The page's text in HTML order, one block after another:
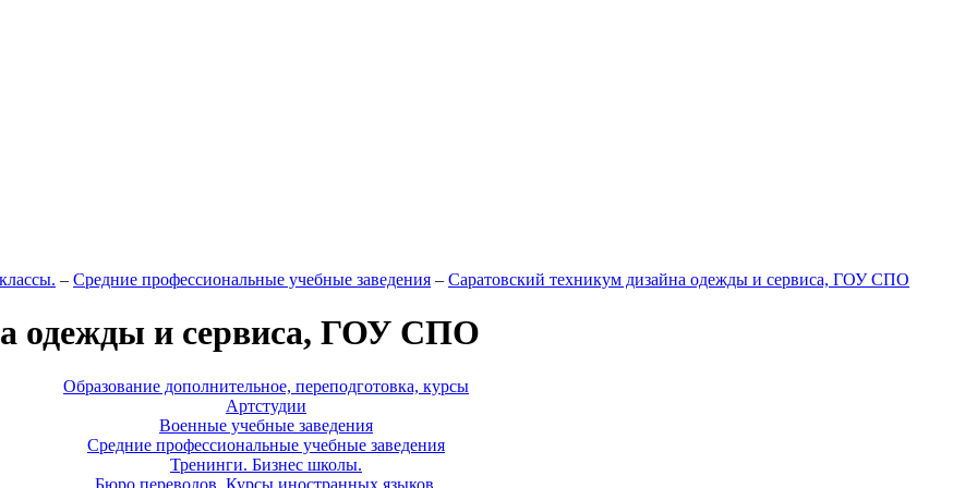
– Средние профессиональные учебные заведения – Саратовский техникум дизайна одежды и сервиса, ГОУ СПО
одежды и сервиса, ГОУ СПО
Образование дополнительное, переподготовка, курсы
Артстудии
Военные учебные заведения
Средние профессиональные учебные заведения
Тренинги. Бизнес школы.
Бюро переводов. Курсы иностранных языков.